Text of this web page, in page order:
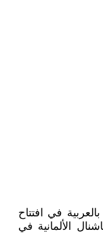
في افتتاح
الألمانية في